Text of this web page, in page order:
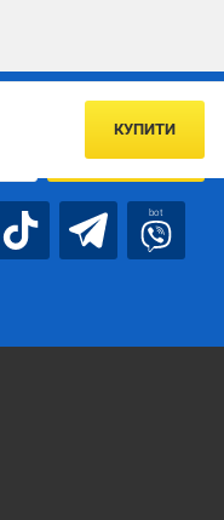
КУПИТИ
про акції та пропозиції
ПІДПИСАТИСЯ
bot